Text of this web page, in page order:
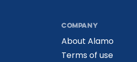
COMPANY
About Alamo
Terms of use